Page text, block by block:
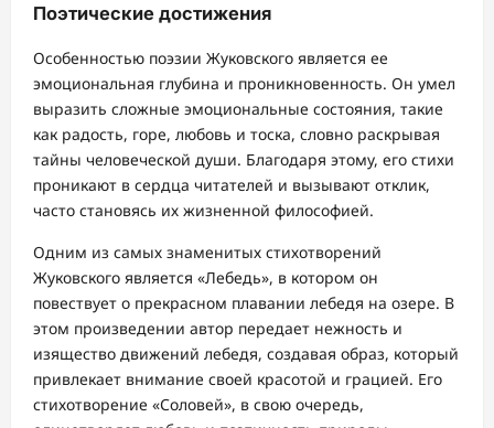
Поэтические достижения
Особенностью поэзии Жуковского является ее
эмоциональная глубина и проникновенность. Он умел
выразить сложные эмоциональные состояния, такие
как радость, горе, любовь и тоска, словно раскрывая
тайны человеческой души. Благодаря этому, его стихи
проникают в сердца читателей и вызывают отклик,
часто становясь их жизненной философией.
Одним из самых знаменитых стихотворений
Жуковского является «Лебедь», в котором он
повествует о прекрасном плавании лебедя на озере. В
этом произведении автор передает нежность и
изящество движений лебедя, создавая образ, который
привлекает внимание своей красотой и грацией. Его
стихотворение «Соловей», в свою очередь,